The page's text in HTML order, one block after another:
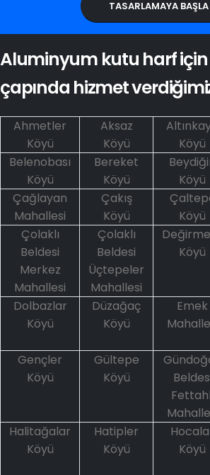
TASARLAMAYA BAŞLA
Aluminyum kutu harf
çapında hizmet
Ahmetler
Köyü
Aksaz
Köyü
Köyü
Belenobası
Köyü
Bereket
Köyü
Köyü
Çağlayan
Mahallesi
Çakış
Köyü
Köyü
Çolaklı
Beldesi
Merkez
Mahallesi
Çolaklı
Beldesi
Üçtepeler
Mahallesi
Köyü
Dolbazlar
Köyü
Düzağaç
Köyü
Emek
Gençler
Köyü
Gültepe
Köyü
Halitağalar
Köyü
Hatipler
Köyü
Köyü